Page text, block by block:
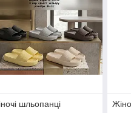
шльопанці